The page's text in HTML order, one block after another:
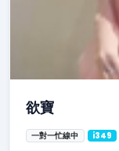
欲寶
一對一忙線中 i349